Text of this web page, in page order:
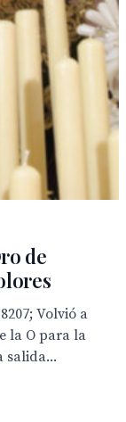
de
Volvió a
la O para la
salida...